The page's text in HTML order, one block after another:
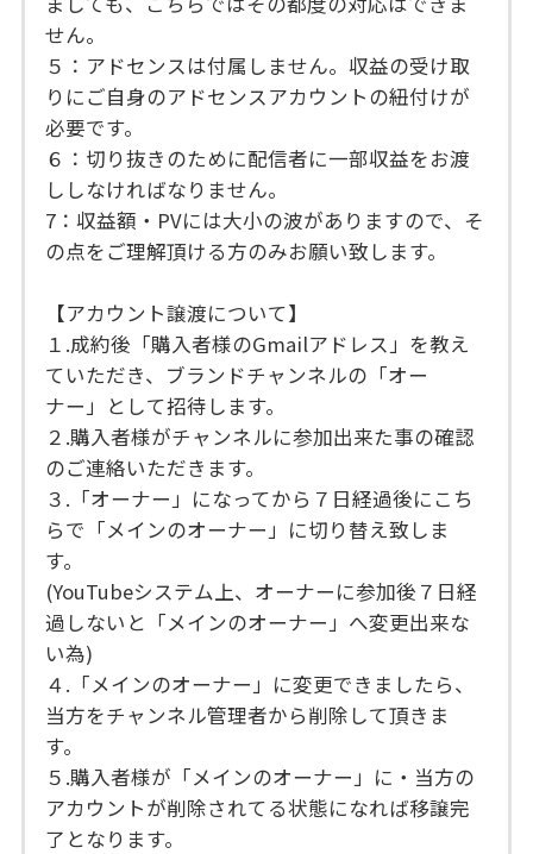
せん。
５：アドセンスは付属しません。収益の受け取
りにご自身のアドセンスアカウントの紐付けが
必要です。
６：切り抜きのために配信者に一部収益をお渡
ししなければなりません。
7：収益額・PVには大小の波がありますので、そ
の点をご理解頂ける方のみお願い致します。
【アカウント譲渡について】
１.成約後「購入者様のGmailアドレス」を教え
ていただき、ブランドチャンネルの「オー
ナー」として招待します。
２.購入者様がチャンネルに参加出来た事の確認
のご連絡いただきます。
３.「オーナー」になってから７日経過後にこち
らで「メインのオーナー」に切り替え致しま
す。
(YouTubeシステム上、オーナーに参加後７日経
過しないと「メインのオーナー」へ変更出来な
い為)
４.「メインのオーナー」に変更できましたら、
当方をチャンネル管理者から削除して頂きま
す。
５.購入者様が「メインのオーナー」に・当方の
アカウントが削除されてる状態になれば移譲完
了となります。